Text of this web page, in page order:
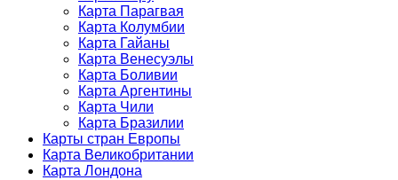
Карта Парагвая
Карта Колумбии
Карта Гайаны
Карта Венесуэлы
Карта Боливии
Карта Аргентины
Карта Чили
Карта Бразилии
Карты стран Европы
Карта Великобритании
Карта Лондона